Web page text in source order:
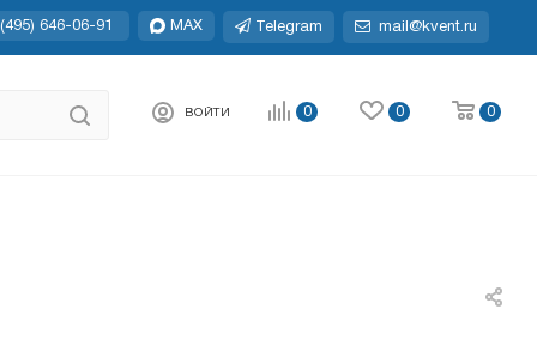
646-06-91 MAX Telegram mail@kvent.ru
ВОЙТИ 0 0 0